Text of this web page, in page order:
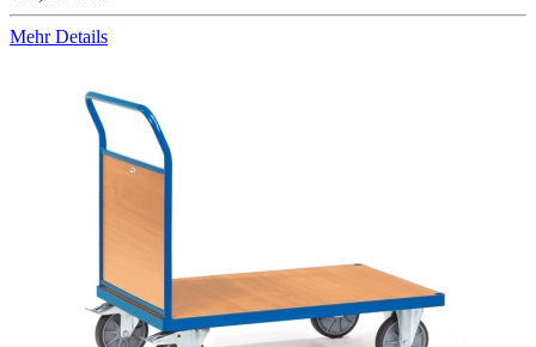
Mehr Details